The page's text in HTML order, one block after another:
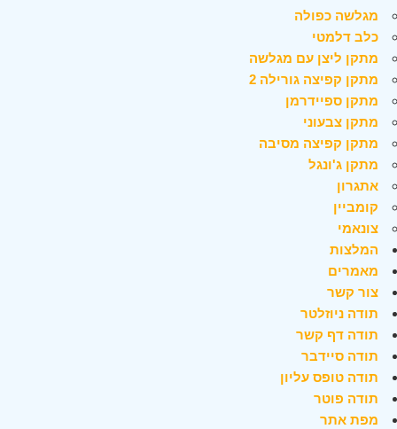
מגלשה כפולה
כלב דלמטי
מתקן ליצן עם מגלשה
מתקן קפיצה גורילה 2
מתקן ספיידרמן
מתקן צבעוני
מתקן קפיצה מסיבה
מתקן ג'ונגל
אתגרון
קומביין
צונאמי
המלצות
מאמרים
צור קשר
תודה ניוזלטר
תודה דף קשר
תודה סיידבר
תודה טופס עליון
תודה פוטר
מפת אתר